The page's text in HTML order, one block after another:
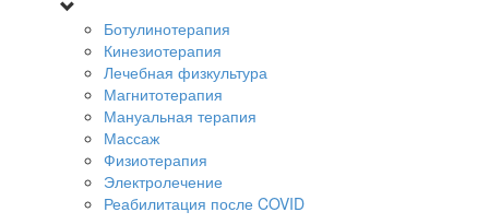
Ботулинотерапия
Кинезиотерапия
Лечебная физкультура
Магнитотерапия
Мануальная терапия
Массаж
Физиотерапия
Электролечение
Реабилитация после COVID